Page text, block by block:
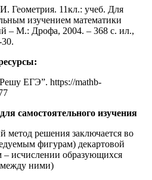
Геометрия. 11кл.: учеб. Для
изучением математики
– М.: Дрофа, 2004. – 368 с. ил.,
ЕГЭ”. https://mathb-
самостоятельного изучения
метод решения заключается во
фигурам) декартовой
– исчислении образующихся
между ними)